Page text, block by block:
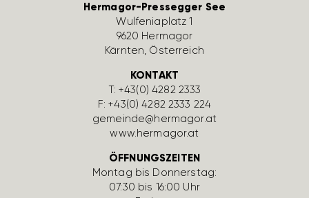
Hermagor-Pressegger See
Wulfe­nia­platz 1
9620 Hermagor
Kärnten, Öster­reich
KONTAKT
T:+43(0) 4282 2333
F: +43(0) 4282 2333 224
gemeinde@hermagor.at
www.hermagor.at
ÖFFNUNGSZEITEN
Montag bis Donnerstag:
07:30 bis 16:00 Uhr